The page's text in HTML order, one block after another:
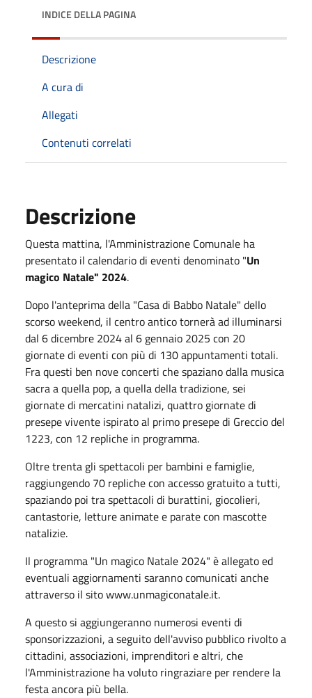
INDICE DELLA PAGINA
Descrizione
A cura di
Allegati
Contenuti correlati
Descrizione
Questa mattina, l'Amministrazione Comunale ha
presentato il calendario di eventi denominato "Un
magico Natale" 2024.
Dopo l'anteprima della "Casa di Babbo Natale" dello
scorso weekend, il centro antico tornerà ad illuminarsi
dal 6 dicembre 2024 al 6 gennaio 2025 con 20
giornate di eventi con più di 130 appuntamenti totali.
Fra questi ben nove concerti che spaziano dalla musica
sacra a quella pop, a quella della tradizione, sei
giornate di mercatini natalizi, quattro giornate di
presepe vivente ispirato al primo presepe di Greccio del
1223, con 12 repliche in programma.
Oltre trenta gli spettacoli per bambini e famiglie,
raggiungendo 70 repliche con accesso gratuito a tutti,
spaziando poi tra spettacoli di burattini, giocolieri,
cantastorie, letture animate e parate con mascotte
natalizie.
Il programma "Un magico Natale 2024" è allegato ed
eventuali aggiornamenti saranno comunicati anche
attraverso il sito www.unmagiconatale.it.
A questo si aggiungeranno numerosi eventi di
sponsorizzazioni, a seguito dell'avviso pubblico rivolto a
cittadini, associazioni, imprenditori e altri, che
l'Amministrazione ha voluto ringraziare per rendere la
festa ancora più bella.